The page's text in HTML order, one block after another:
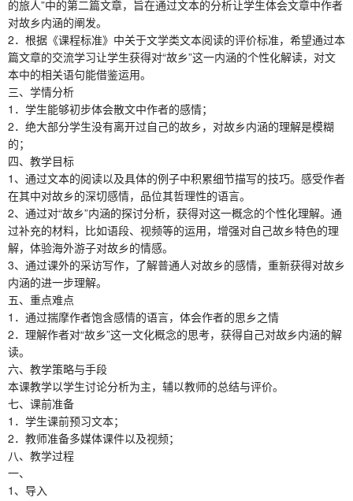
的旅人”中的第二篇文章，旨在通过文本的分析让学生体会文章中作者
对故乡内涵的阐发。
2．根据《课程标准》中关于文学类文本阅读的评价标准，希望通过本
篇文章的交流学习让学生获得对“故乡”这一内涵的个性化解读，对文
本中的相关语句能借鉴运用。
三、学情分析
1．学生能够初步体会散文中作者的感情；
2．绝大部分学生没有离开过自己的故乡，对故乡内涵的理解是模糊
的；
四、教学目标
1、通过文本的阅读以及具体的例子中积累细节描写的技巧。感受作者
在其中对故乡的深切感情，品位其哲理性的语言。
2、通过对“故乡”内涵的探讨分析，获得对这一概念的个性化理解。通
过补充的材料，比如语段、视频等的运用，增强对自己故乡特色的理
解，体验海外游子对故乡的情感。
3、通过课外的采访写作，了解普通人对故乡的感情，重新获得对故乡
内涵的进一步理解。
五、重点难点
1．通过揣摩作者饱含感情的语言，体会作者的思乡之情
2．理解作者对“故乡”这一文化概念的思考，获得自己对故乡内涵的解
读。
六、教学策略与手段
本课教学以学生讨论分析为主，辅以教师的总结与评价。
七、课前准备
1．学生课前预习文本；
2．教师准备多媒体课件以及视频；
八、教学过程
一、
1、导入